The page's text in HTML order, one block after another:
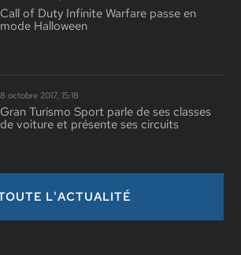
Call of Duty Infinite Warfare passe en
mode Halloween
8 octobre 2017, 15:18
Gran Turismo Sport parle de ses classes
de voiture et présente ses circuits
L'ACTUALITÉ